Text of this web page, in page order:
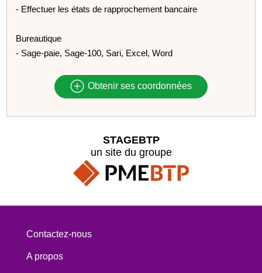
- Effectuer les états de rapprochement bancaire
Bureautique
- Sage-paie, Sage-100, Sari, Excel, Word
Obtenir ses coordonnées
STAGEBTP
un site du groupe
Contactez-nous
A propos